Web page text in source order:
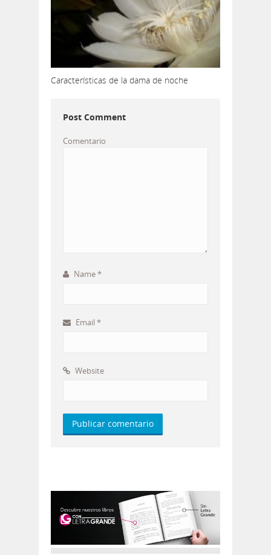
Características de la dama de noche
Post Comment
Comentario
Name*
Email *
Website